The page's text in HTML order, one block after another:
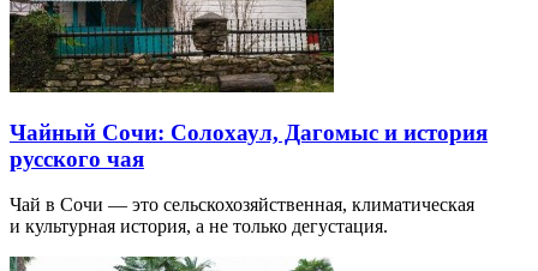
Чайный Сочи: Солохаул, Дагомыс и история
русского чая
Чай в Сочи — это сельскохозяйственная, климатическая
и культурная история, а не только дегустация.